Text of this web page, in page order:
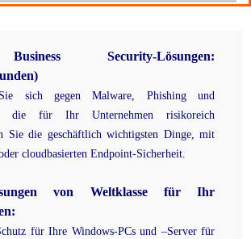
Security-Lösungen:
sich gegen Malware, Phishing und
die für Ihr Unternehmen risikoreich
Sie die geschäftlich wichtigsten Dinge, mit
cloudbasierten Endpoint-Sicherheit.
von Weltklasse für Ihr
für Ihre Windows-PCs und –Server für